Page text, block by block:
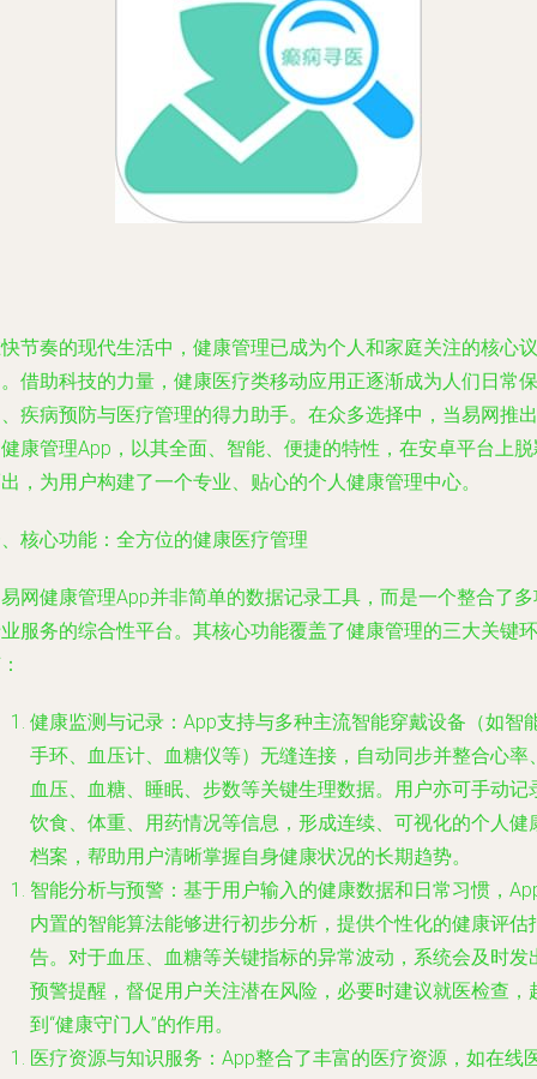
节奏的现代生活中，健康管理已成为个人和家庭关注的核心议
借助科技的力量，健康医疗类移动应用正逐渐成为人们日常保
疾病预防与医疗管理的得力助手。在众多选择中，当易网推出
康管理App，以其全面、智能、便捷的特性，在安卓平台上
，为用户构建了一个专业、贴心的个人健康管理中心。
核心功能：全方位的健康医疗管理
网健康管理App并非简单的数据记录工具，而是一个整合了
服务的综合性平台。其核心功能覆盖了健康管理的三大关键环
健康监测与记录 ：App支持与多种主流智能穿戴设备（如智
手环、血压计、血糖仪等）无缝连接，自动同步并整合心率
血压、血糖、睡眠、步数等关键生理数据。用户亦可手动记
饮食、体重、用药情况等信息，形成连续、可视化的个人健
档案，帮助用户清晰掌握自身健康状况的长期趋势。
智能分析与预警 ：基于用户输入的健康数据和日常习惯，
内置的智能算法能够进行初步分析，提供个性化的健康评估
告。对于血压、血糖等关键指标的异常波动，系统会及时发
预警提醒，督促用户关注潜在风险，必要时建议就医检查，
到“健康守门人”的作用。
医疗资源与知识服务 ：App整合了丰富的医疗资源，如在线